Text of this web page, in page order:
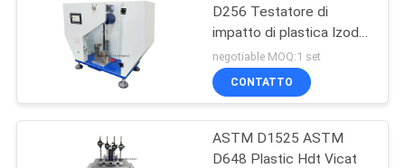
D256 Testatore di
impatto di plastica Izod
Charpy
negotiable MOQ:1 set
CONTATTO
ASTM D1525 ASTM
D648 Plastic Hdt Vicat